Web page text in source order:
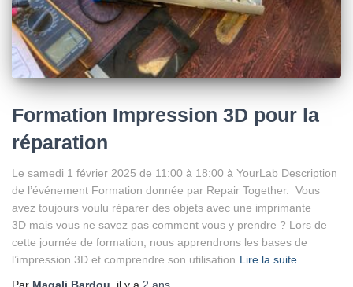
Formation Impression 3D pour la
réparation
Le samedi 1 février 2025 de 11:00 à 18:00 à YourLab Description
de l’événement Formation donnée par Repair Together. Vous
avez toujours voulu réparer des objets avec une imprimante
3D mais vous ne savez pas comment vous y prendre ? Lors de
cette journée de formation, nous apprendrons les bases de
l’impression 3D et comprendre son utilisation Lire la suite